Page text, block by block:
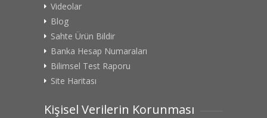
Videolar
Blog
Sahte Ürün Bildir
Banka Hesap Numaraları
Bilimsel Test Raporu
Site Haritası
Kişisel Verilerin Korunması